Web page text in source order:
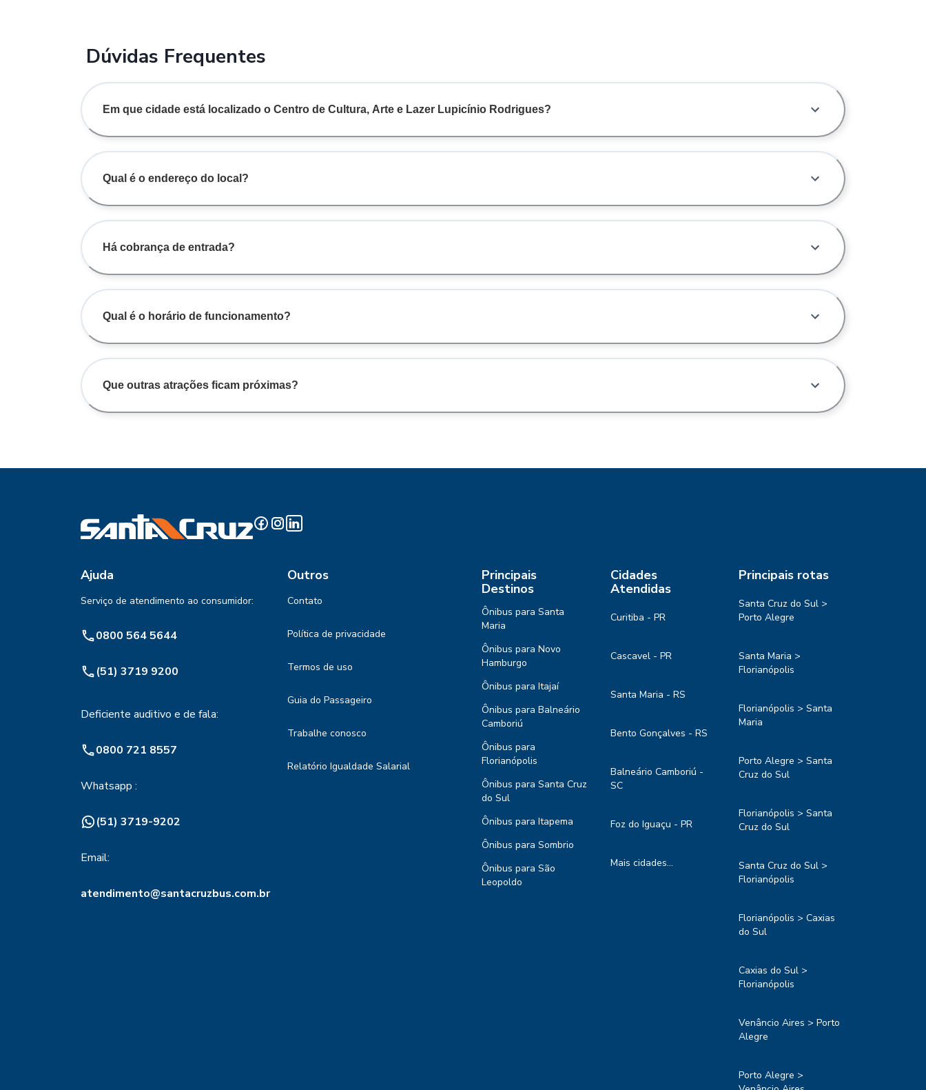
Dúvidas Frequentes
Em que cidade está localizado o Centro de Cultura, Arte e Lazer Lupicínio Rodrigues?
Qual é o endereço do local?
Há cobrança de entrada?
Qual é o horário de funcionamento?
Que outras atrações ficam próximas?
Ajuda
Serviço de atendimento ao consumidor:
0800 564 5644
(51) 3719 9200
Deficiente auditivo e de fala:
0800 721 8557
Whatsapp :
(51) 3719-9202
Email:
atendimento@santacruzbus.com.br
Outros
Contato
Política de privacidade
Termos de uso
Guia do Passageiro
Trabalhe conosco
Relatório Igualdade Salarial
Principais
Destinos
Ônibus para Santa
Maria
Ônibus para Novo
Hamburgo
Ônibus para Itajaí
Ônibus para Balneário
Camboriú
Ônibus para
Florianópolis
Ônibus para Santa Cruz
do Sul
Ônibus para Itapema
Ônibus para Sombrio
Ônibus para São
Leopoldo
Cidades
Atendidas
Curitiba - PR
Cascavel - PR
Santa Maria - RS
Bento Gonçalves - RS
Balneário Camboriú -
SC
Foz do Iguaçu - PR
Mais cidades...
Principais rotas
Santa Cruz do Sul >
Porto Alegre
Santa Maria >
Florianópolis
Florianópolis > Santa
Maria
Porto Alegre > Santa
Cruz do Sul
Florianópolis > Santa
Cruz do Sul
Santa Cruz do Sul >
Florianópolis
Florianópolis > Caxias
do Sul
Caxias do Sul >
Florianópolis
Venâncio Aires > Porto
Alegre
Porto Alegre >